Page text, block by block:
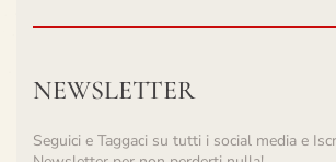
NEWSLETTER
Seguici e Taggaci su tutti i social media e